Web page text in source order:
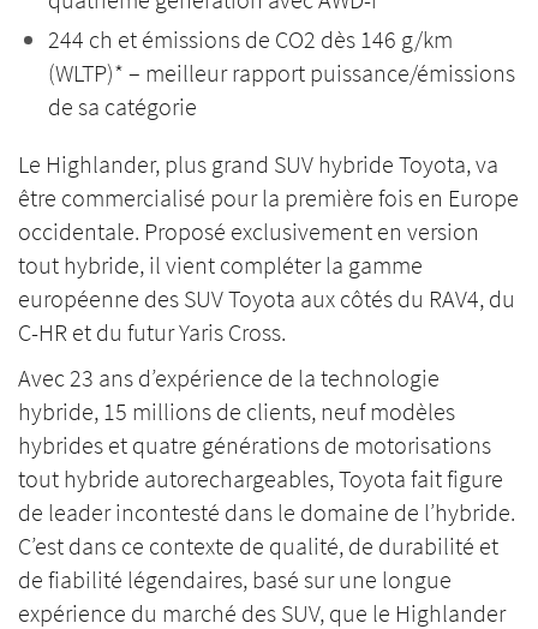
244 ch et émissions de CO2 dès 146 g/km
(WLTP)* – meilleur rapport puissance/émissions
de sa catégorie
Le Highlander, plus grand SUV hybride Toyota, va
être commercialisé pour la première fois en Europe
occidentale. Proposé exclusivement en version
tout hybride, il vient compléter la gamme
européenne des SUV Toyota aux côtés du RAV4, du
C-HR et du futur Yaris Cross.
Avec 23 ans d’expérience de la technologie
hybride, 15 millions de clients, neuf modèles
hybrides et quatre générations de motorisations
tout hybride autorechargeables, Toyota fait figure
de leader incontesté dans le domaine de l’hybride.
C’est dans ce contexte de qualité, de durabilité et
de fiabilité légendaires, basé sur une longue
expérience du marché des SUV, que le Highlander